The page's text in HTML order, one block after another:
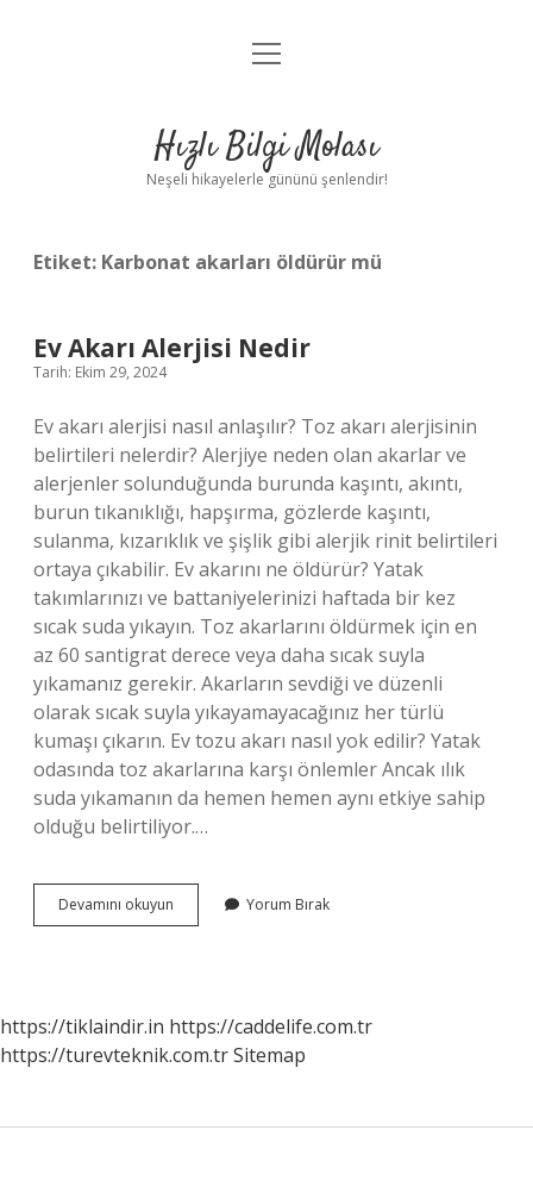
Anasayfa
Yasal Uyarı
menüyü
Hızlı Bilgi Molası
Neşeli hikayelerle gününü şenlendir!
Etiket: Karbonat akarları öldürür mü
Ev Akarı Alerjisi Nedir
Tarih: Ekim 29, 2024
Ev akarı alerjisi nasıl anlaşılır? Toz akarı alerjisinin
belirtileri nelerdir? Alerjiye neden olan akarlar ve
alerjenler solunduğunda burunda kaşıntı, akıntı,
burun tıkanıklığı, hapşırma, gözlerde kaşıntı,
sulanma, kızarıklık ve şişlik gibi alerjik rinit belirtileri
ortaya çıkabilir. Ev akarını ne öldürür? Yatak
takımlarınızı ve battaniyelerinizi haftada bir kez
sıcak suda yıkayın. Toz akarlarını öldürmek için en
az 60 santigrat derece veya daha sıcak suyla
yıkamanız gerekir. Akarların sevdiği ve düzenli
olarak sıcak suyla yıkayamayacağınız her türlü
kumaşı çıkarın. Ev tozu akarı nasıl yok edilir? Yatak
odasında toz akarlarına karşı önlemler Ancak ılık
suda yıkamanın da hemen hemen aynı etkiye sahip
olduğu belirtiliyor.…
Devamını okuyun
Akarı
Yorum Bırak
https://tiklaindir.in https://caddelife.com.tr
https://turevteknik.com.trSitemap